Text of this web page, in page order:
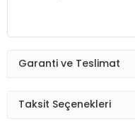
Garanti ve Teslimat
Taksit Seçenekleri